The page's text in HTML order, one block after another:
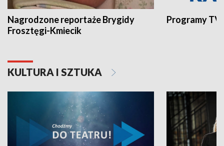
Nagrodzone reportaże Brygidy
Frosztęgi-Kmiecik
Programy
KULTURA I SZTUKA